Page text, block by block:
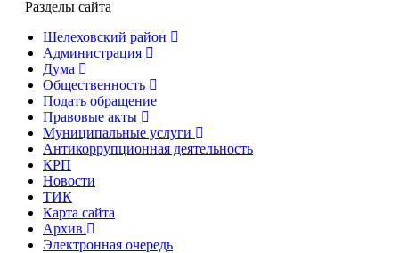
Разделы сайта
Шелеховский район
Администрация
Дума
Общественность
Подать обращение
Правовые акты
Муниципальные услуги
Антикоррупционная деятельность
КРП
Новости
ТИК
Карта сайта
Архив
Электронная очередь